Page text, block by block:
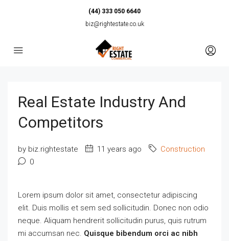
(44) 333 050 6640
biz@rightestate.co.uk
Real Estate Industry And
Competitors
by biz.rightestate 11 years ago
Construction
0
Lorem ipsum dolor sit amet, consectetur adipiscing
elit. Duis mollis et sem sed sollicitudin. Donec non odio
neque. Aliquam hendrerit sollicitudin purus, quis rutrum
mi accumsan nec. Quisque bibendum orci ac nibh